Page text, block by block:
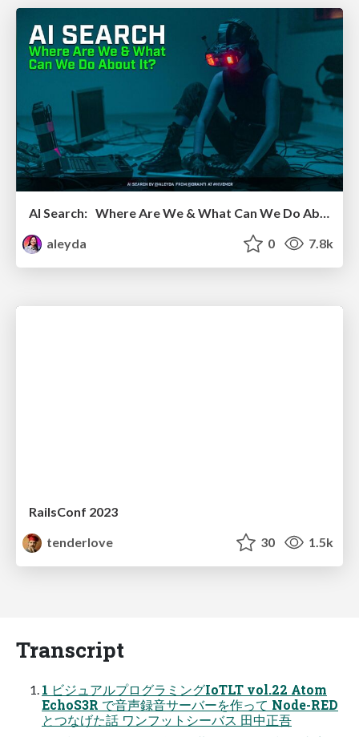
AI Search: Where Are We & What Can We Do About It?
aleyda
0 7.8k
RailsConf 2023
tenderlove
30 1.5k
Transcript
1 ビジュアルプログラミングIoTLT vol.22 Atom
EchoS3R で音声録音サーバーを作って Node-RED
とつなげた話 ワンフットシーバス 田中正吾